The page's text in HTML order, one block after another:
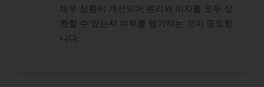
재무 상황이 개선되어 원리와 이자를 모두 상
환할 수 있는지 여부를 평가하는 것이 중요합
니다.